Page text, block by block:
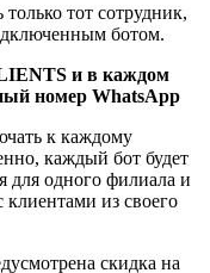
тот сотрудник,
ботом.
и в каждом
номер WhatsApp
к каждому
каждый бот будет
для одного филиала и
клиентами из своего
скидка на